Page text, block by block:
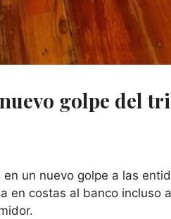
golpe del
en un nuevo golpe a las
en costas al banco incluso